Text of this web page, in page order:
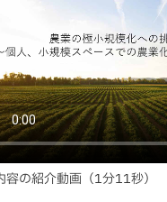
容の紹介動画（1分11秒）